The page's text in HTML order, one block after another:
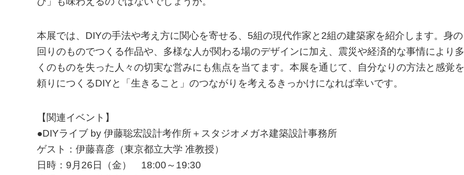
本展では、DIYの手法や考え方に関心を寄せる、5組の現代作家と2組の建築家を紹介します。身の
回りのものでつくる作品や、多様な人が関わる場のデザインに加え、震災や経済的な事情により多
くのものを失った人々の切実な営みにも焦点を当てます。本展を通じて、自分なりの方法と感覚を
頼りにつくるDIYと「生きること」のつながりを考えるきっかけになれば幸いです。
【関連イベント】
●DIYライブ by 伊藤聡宏設計考作所＋スタジオメガネ建築設計事務所
ゲスト：伊藤喜彦（東京都立大学 准教授）
日時：9月26日（金） 18:00～19:30